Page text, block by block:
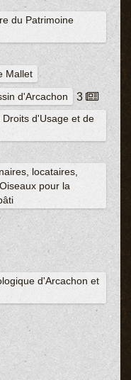
du Patrimoine
Mallet
d'Arcachon
3
d'Usage et de
locataires,
pour la
d'Arcachon et